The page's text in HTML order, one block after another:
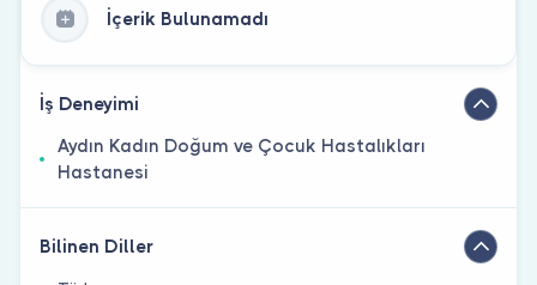
İçerik Bulunamadı
İş Deneyimi
Aydın Kadın Doğum ve Çocuk Hastalıkları
Hastanesi
Bilinen Diller